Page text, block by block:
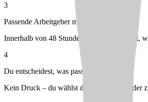
3
Passende Arbeitgeber melden sich bei dir
Innerhalb von 48 Stunden – du entscheidest,
4
Du entscheidest, was passt
Kein Druck – du wählst den Arbeitgeber, der